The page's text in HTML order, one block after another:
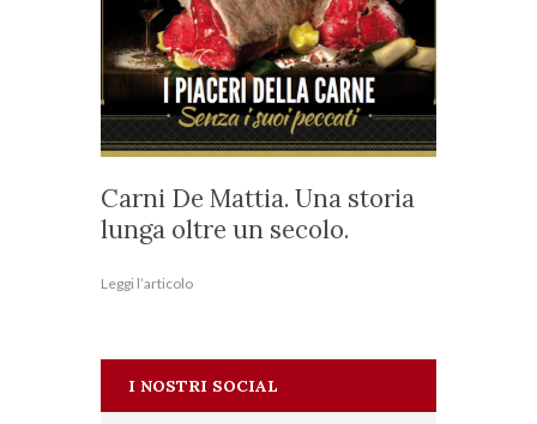
Carni De Mattia. Una storia
lunga oltre un secolo.
Leggi l’articolo
I NOSTRI SOCIAL